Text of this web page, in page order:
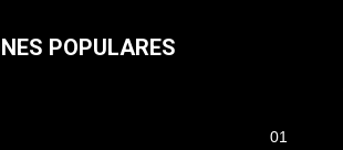
POPULARES
01